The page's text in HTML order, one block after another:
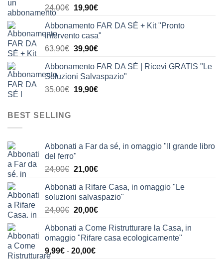
24,00€.19,90€.
24,00€ Il
originale
era:
24,00€.
19,90€Il
attuale
è:
19,90€.
Abbonamento FAR DA SÉ + Kit "Pronto
intervento casa"
63,90€ Il
originale
era:
63,90€.
39,90€Il
attuale
è:
39,90€.
Abbonamento FAR DA SÉ | Ricevi GRATIS "Le
Soluzioni Salvaspazio"
35,00€ Il
19,90€Il
BEST SELLING
Abbonati a Far da sé, in omaggio "Il grande libro
del ferro"
24,00€ Il
originale
era:
24,00€.
21,00€Il
attuale
è:
21,00€.
Abbonati a Rifare Casa, in omaggio "Le
soluzioni salvaspazio"
24,00€ Il
originale
era:
24,00€.
20,00€Il
attuale
è:
Abbonati a Come Ristrutturare la Casa, in
omaggio "Rifare casa ecologicamente"
9,99€ - 20,00€Fascia